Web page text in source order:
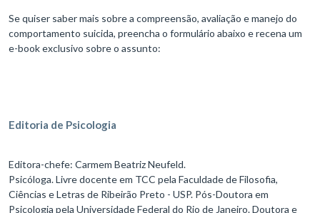
Se quiser saber mais sobre a compreensão, avaliação e manejo do
comportamento suicida, preencha o formulário abaixo e recena um
e-book exclusivo sobre o assunto:
Editoria de Psicologia
Editora-chefe: Carmem Beatriz Neufeld.
Psicóloga. Livre docente em TCC pela Faculdade de Filosofia,
Ciências e Letras de Ribeirão Preto - USP. Pós-Doutora em
Psicologia pela Universidade Federal do Rio de Janeiro. Doutora e